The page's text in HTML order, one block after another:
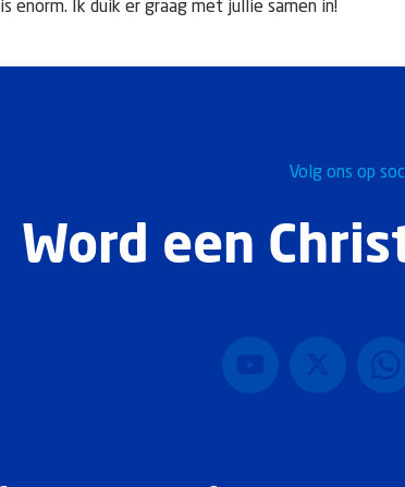
is enorm. Ik duik er graag met jullie samen in!
Volg ons op
Word een